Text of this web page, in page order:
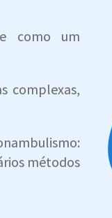
como um
complexas,
métodos